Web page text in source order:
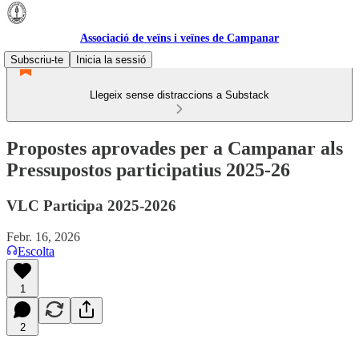
Associació de veïns i veïnes de Campanar
Subscriu-te
Inicia la sessió
Llegeix sense distraccions a Substack
Propostes aprovades per a Campanar als
Pressupostos participatius 2025-26
VLC Participa 2025-2026
Febr. 16, 2026
Escolta
1
2